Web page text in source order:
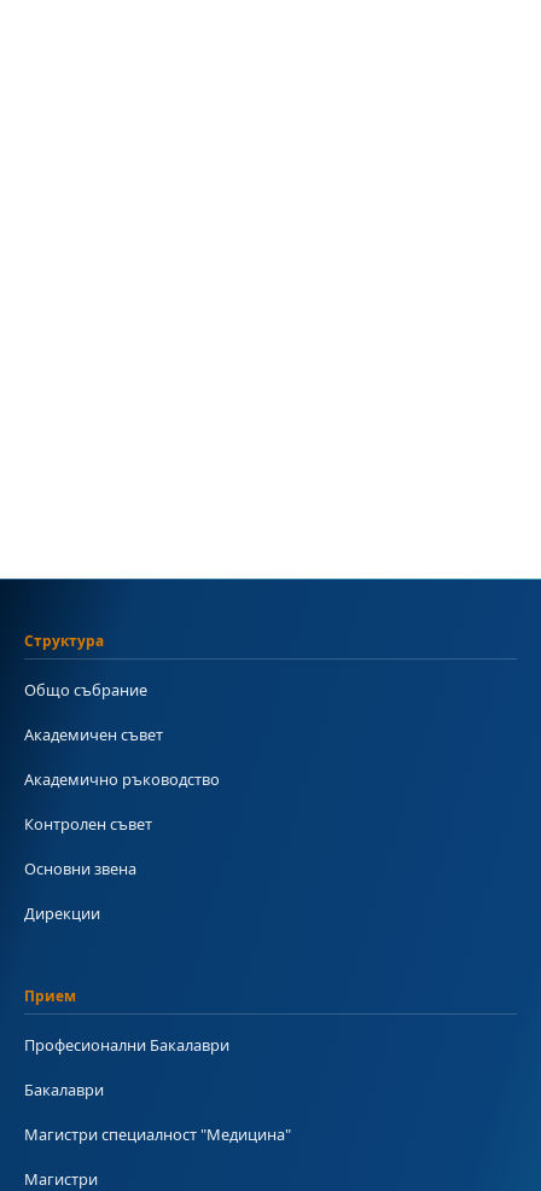
Структура
Общо събрание
Академичен съвет
Академично ръководство
Контролен съвет
Основни звена
Дирекции
Прием
Професионални Бакалаври
Бакалаври
Магистри специалност "Медицина"
Магистри